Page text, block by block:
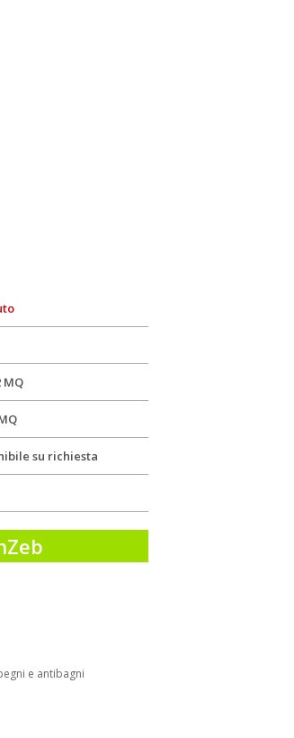
MQ
su richiesta
e antibagni